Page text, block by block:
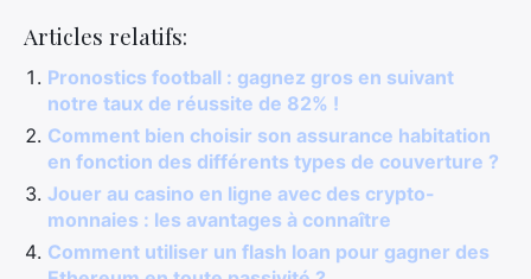
Articles relatifs:
Pronostics football : gagnez gros en suivant
notre taux de réussite de 82% !
Comment bien choisir son assurance habitation
en fonction des différents types de couverture ?
Jouer au casino en ligne avec des crypto-
monnaies : les avantages à connaître
Comment utiliser un flash loan pour gagner des